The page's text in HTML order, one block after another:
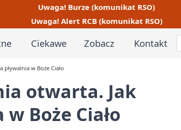
Uwaga! Burze (komunikat RSO)
Uwaga! Alert RCB (komunikat RSO)
Ciekawe Zobacz Kontakt
pływalnia w Boże Ciało
otwarta. Jak
Boże Ciało